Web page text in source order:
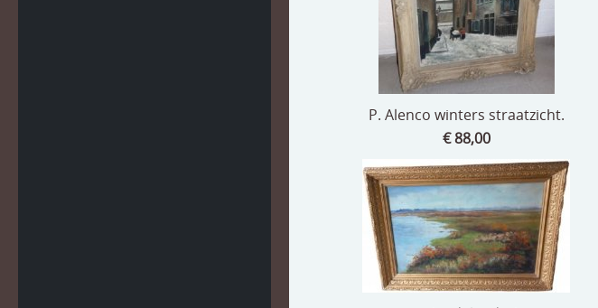
P. Alenco winters straatzicht.
€ 88,00